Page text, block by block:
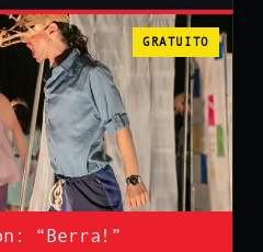
GRATUITO
“Berra!”